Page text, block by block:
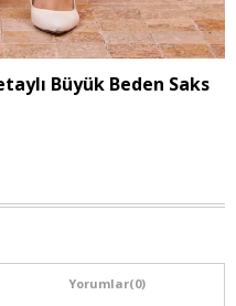
Büyük Beden Saks
Yorumlar(0)